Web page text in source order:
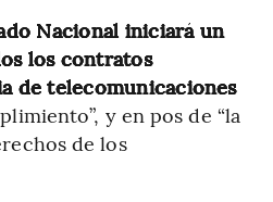
Nacional iniciará un
los contratos
de telecomunicaciones
y en pos de “la
de los